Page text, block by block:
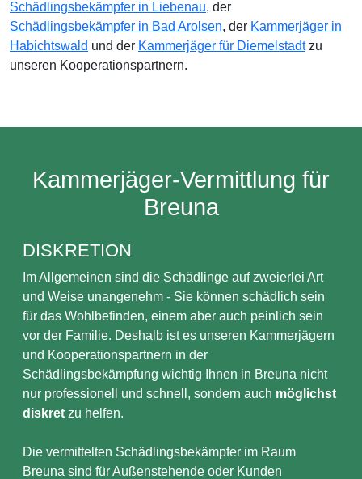
Schädlingsbekämpfer in Liebenau, der
Schädlingsbekämpfer in Bad Arolsen, der Kammerjäger in
Habichtswald und der Kammerjäger für Diemelstadtzu
unseren Kooperationspartnern.
Kammerjäger-Vermittlung für
Breuna
DISKRETION
Im Allgemeinen sind die Schädlinge auf zweierlei Art
und Weise unangenehm - Sie können schädlich sein
für das Wohlbefinden, einem aber auch peinlich sein
vor der Familie. Deshalb ist es unseren Kammerjägern
und Kooperationspartnern in der
Schädlingsbekämpfung wichtig Ihnen in Breuna nicht
nur professionell und schnell, sondern auch möglichst
diskret zu helfen.
Die vermittelten Schädlingsbekämpfer im Raum
Breuna sind für Außenstehende oder Kunden